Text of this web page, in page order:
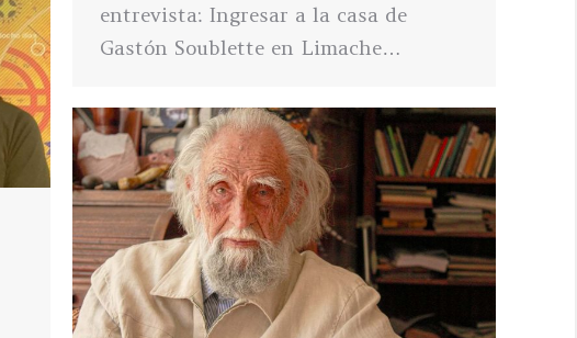
entrevista: Ingresar a la casa de
Gastón Soublette en Limache…